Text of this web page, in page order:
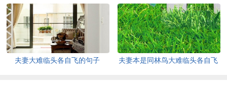
夫妻大难临头各自飞的句子 夫妻本是同林鸟大难临头各自飞